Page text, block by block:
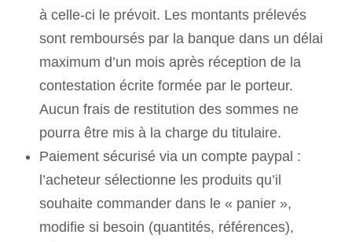
à celle-ci le prévoit. Les montants prélevés
sont remboursés par la banque dans un délai
maximum d’un mois après réception de la
contestation écrite formée par le porteur.
Aucun frais de restitution des sommes ne
pourra être mis à la charge du titulaire.
Paiement sécurisé via un compte paypal :
l’acheteur sélectionne les produits qu’il
souhaite commander dans le « panier »,
modifie si besoin (quantités, références),